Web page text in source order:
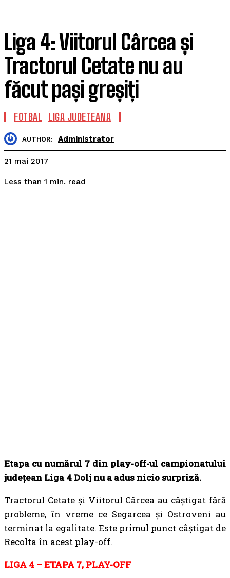
Liga 4: Viitorul Cârcea și
Tractorul Cetate nu au
făcut pași greșiți
FOTBAL LIGA JUDETEANA
AUTHOR: Administrator
21 mai 2017
Less than 1 min. read
Etapa cu numărul 7 din play-off-ul campionatului
județean Liga 4 Dolj nu a adus nicio surpriză.
Tractorul Cetate și Viitorul Cârcea au câștigat fără
probleme, în vreme ce Segarcea și Ostroveni au
terminat la egalitate. Este primul punct câștigat de
Recolta în acest play-off.
LIGA 4 – ETAPA 7, PLAY-OFF